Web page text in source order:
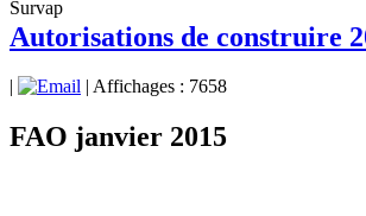
Autorisations de construire
| Affichages : 7658
FAO janvier 2015